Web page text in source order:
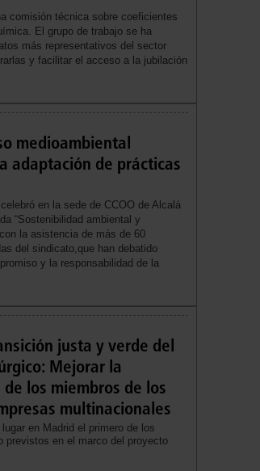
comisión técnica sobre coeficientes
El grupo de trabajo se ha
más representativos del sector
y facilitar el acceso a la jubilación
medioambiental
adaptación de prácticas
en la sede de CCOO de Alcalá
“Sostenibilidad ambiental y
la asistencia de más de 60
del sindicato,que han debatido
y la responsabilidad de la
justa y verde del
Mejorar la
los miembros de los
multinacionales
en Madrid el primero de los
previstos en el marco del proyecto